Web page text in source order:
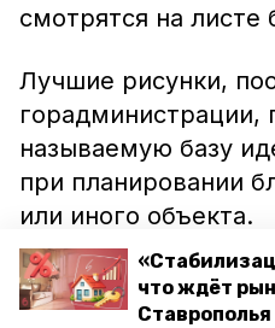
что ждёт
смотрятся на листе
Лучшие рисунки,
горадминистрации,
называемую базу
при планировании
или иного объекта.
Напомним,
благоустройству